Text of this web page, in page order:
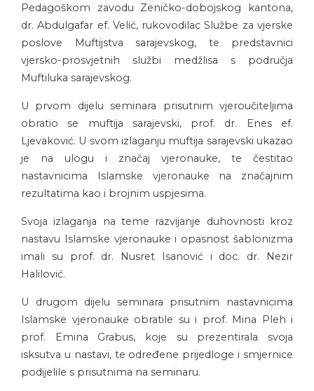
Pedagoškom zavodu Zeničko-dobojskog kantona,
dr. Abdulgafar ef. Velić, rukovodilac Službe za vjerske
poslove Muftijstva sarajevskog, te predstavnici
vjersko-prosvjetnih službi medžlisa s područja
Muftiluka sarajevskog.
U prvom dijelu seminara prisutnim vjeroučiteljima
obratio se muftija sarajevski, prof. dr. Enes ef.
Ljevaković. U svom izlaganju muftija sarajevski ukazao
je na ulogu i značaj vjeronauke, te čestitao
nastavnicima Islamske vjeronauke na značajnim
rezultatima kao i brojnim uspjesima.
Svoja izlaganja na teme razvijanje duhovnosti kroz
nastavu Islamske vjeronauke i opasnost šablonizma
imali su prof. dr. Nusret Isanović i doc. dr. Nezir
Halilović.
U drugom dijelu seminara prisutnim nastavnicima
Islamske vjeronauke obratile su i prof. Mina Pleh i
prof. Emina Grabus, koje su prezentirala svoja
isksutva u nastavi, te određene prijedloge i smjernice
podijelile s prisutnima na seminaru.